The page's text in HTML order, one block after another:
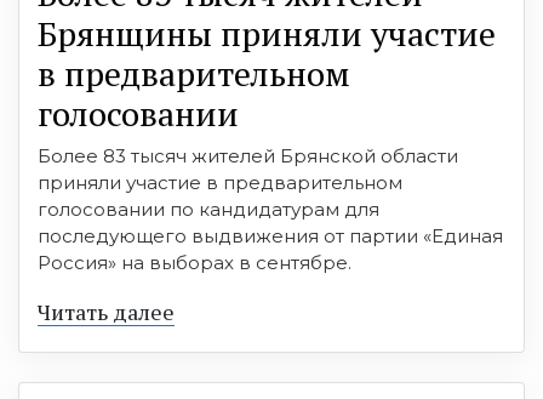
Брянщины приняли участие
в предварительном
голосовании
Более 83 тысяч жителей Брянской области
приняли участие в предварительном
голосовании по кандидатурам для
последующего выдвижения от партии «Единая
Россия» на выборах в сентябре.
Читать далее